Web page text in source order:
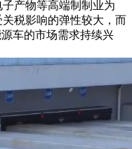
产物等高端制制业为
税影响的弹性较大，而
车的市场需求持续兴